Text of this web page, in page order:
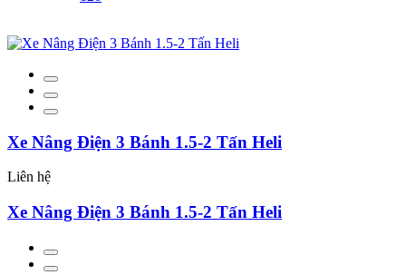
Xe Nâng Điện 3 Bánh 1.5-2 Tấn Heli
Liên hệ
Xe Nâng Điện 3 Bánh 1.5-2 Tấn Heli